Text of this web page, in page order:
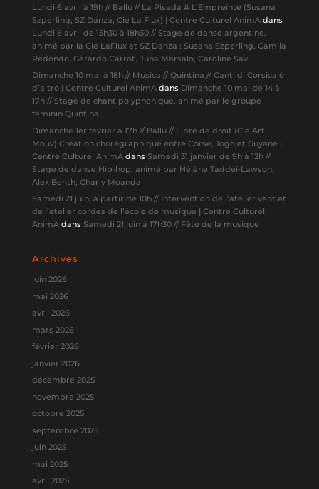
Lundi 6 avril à 19h // Ballu // La Pisada # L’Empreinte (Susana
Szperling, SZ Danza, Cie La Flux) | Centre Culturel AnimAdans
Lundi 6 avril de 15h30 à 18h30 // Stage de danse argentine,
animé par la Cie LaFlux et SZ Danza : Susana Szperling, Camila
Redondo, Gerardo Carrot, Juha Marsalo, Caroline Savi
Dimanche 10 mai à 18h // Musica // Quintina // Canti di Corsica è
d’altrò | Centre Culturel AnimAdans Dimanche 10 mai de 14 à
17h // Stage de chant polyphonique, animé par le groupe
féminin Quintina
Dimanche 1er février à 17h // Ballu // Libre de droit (Cie Art
Mouv) Création chorégraphique entre Corse, Togo et Guyane |
Centre Culturel AnimAdans Samedi 31 janvier de 9h à 12h //
Stage de danse Hip-hop, animé par Hélène Taddei-Lawson,
Alex Benth, Charly Moandal
Samedi 21 juin, à partir de 10h // Intervention de l’atelier vent et
de l’atelier cordes de l’école de musique | Centre Culturel
AnimAdans Samedi 21 juin à 17h30 // Fête de la musique
Archives
juin 2026
mai 2026
avril 2026
mars 2026
février 2026
janvier 2026
décembre 2025
novembre 2025
octobre 2025
septembre 2025
juin 2025
mai 2025
avril 2025